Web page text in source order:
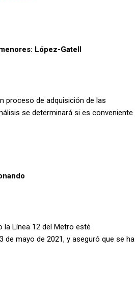
López-Gatell
proceso de adquisición de las
se determinará si es conveniente
la Línea 12 del Metro esté
mayo de 2021, y aseguró que se ha